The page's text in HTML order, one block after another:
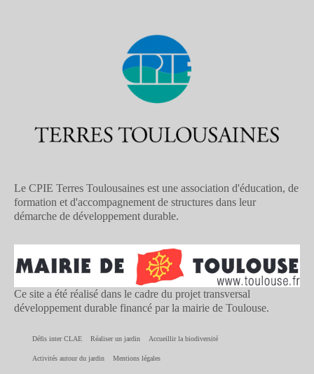
Le CPIE Terres Toulousaines est une association d'éducation, de
formation et d'accompagnement de structures dans leur
démarche de développement durable.
Ce site a été réalisé dans le cadre du projet transversal
développement durable financé par la mairie de Toulouse.
Défis inter CLAE Réaliser un jardin Accueillir la biodiversité
Activités autour du jardin Mentions légales